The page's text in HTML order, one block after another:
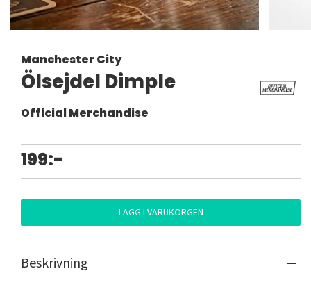
Manchester City
Ölsejdel Dimple
Official Merchandise
199:-
LÄGG I VARUKORGEN
Beskrivning